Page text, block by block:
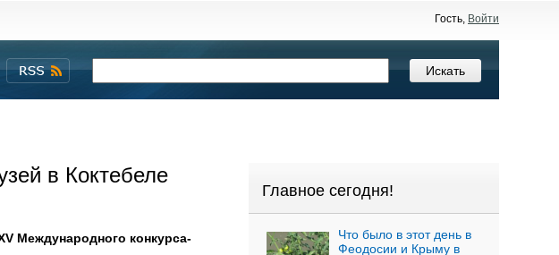
Гость, Войти
в Коктебеле
Международного конкурса-
Главное сегодня!
Что было в этот день в
Феодосии и Крыму в